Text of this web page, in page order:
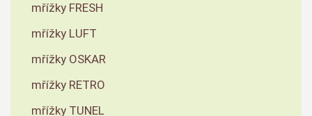
mřížky FRESH
mřížky LUFT
mřížky OSKAR
mřížky RETRO
mřížky TUNEL